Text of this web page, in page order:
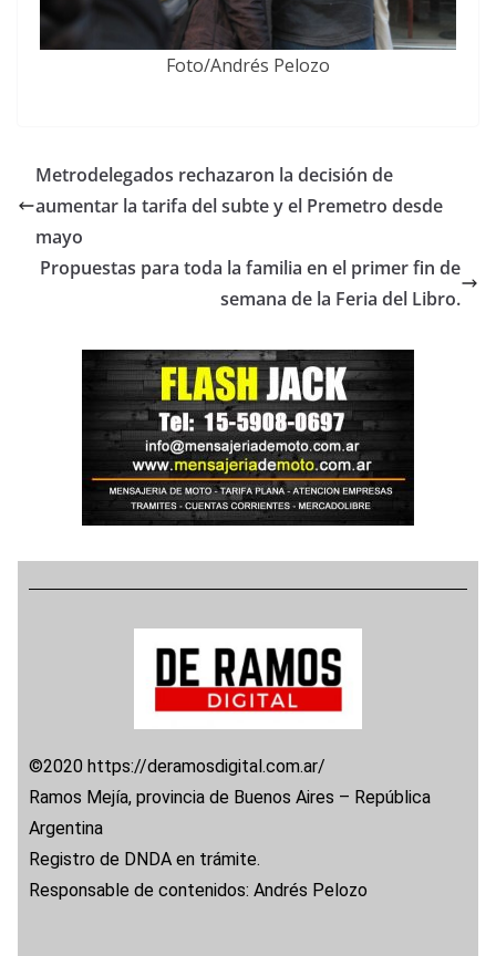
Foto/Andrés Pelozo
Metrodelegados rechazaron la decisión de
aumentar la tarifa del subte y el Premetro desde
mayo
Propuestas para toda la familia en el primer fin de
semana de la Feria del Libro.
©2020 https://deramosdigital.com.ar/
Ramos Mejía, provincia de Buenos Aires – República
Argentina
Registro de DNDA en trámite.
Responsable de contenidos: Andrés Pelozo